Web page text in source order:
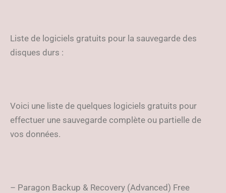
Liste de logiciels gratuits pour la sauvegarde des
disques durs :
Voici une liste de quelques logiciels gratuits pour
effectuer une sauvegarde complète ou partielle de
vos données.
– Paragon Backup & Recovery (Advanced) Free